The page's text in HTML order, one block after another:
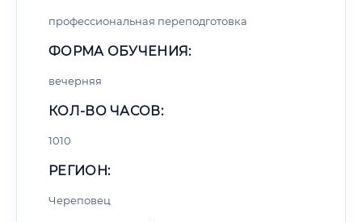
профессиональная переподготовка
ФОРМА ОБУЧЕНИЯ:
вечерняя
КОЛ-ВО ЧАСОВ:
1010
РЕГИОН:
Череповец